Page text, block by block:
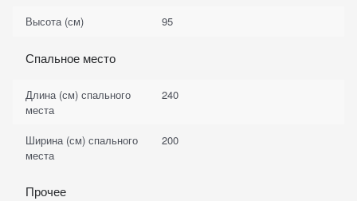
Высота (см)
95
Спальное место
Длина (см) спального
места
240
Ширина (см) спального
места
200
Прочее